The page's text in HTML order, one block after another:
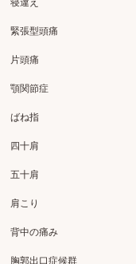
寝違え
緊張型頭痛
片頭痛
顎関節症
ばね指
四十肩
五十肩
肩こり
背中の痛み
胸郭出口症候群